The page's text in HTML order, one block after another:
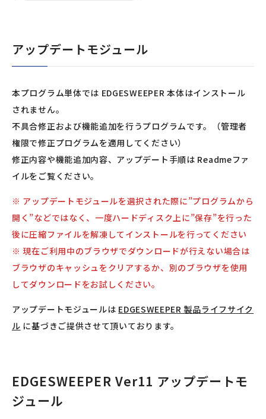
アップデートモジュール
本プログラム単体では EDGESWEEPER 本体はインストール
されません。
不具合修正および機能追加を行うプログラムです。（管理者
権限で修正プログラムを適用してください）
修正内容や機能追加内容、アップデート手順は Readmeファ
イルをご覧ください。
※ アップデートモジュールを選択された際に”プログラムから
開く”などではなく、一度ハードディスク上に”保存”を行った
後に圧縮ファイルを解凍してインストールを行ってください
※ 現在ご利用中のブラウザでダウンロードが行えない場合は
ブラウザのキャッシュをクリアするか、別のブラウザを使用
してダウンロードをお試しください。
アップデートモジュールは EDGESWEEPER 製品ライフサイク
ル に基づきご提供させて頂いております。
EDGESWEEPER Ver11 アップデートモ
ジュール